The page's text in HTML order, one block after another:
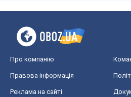
Про компанію
Правова інформація
Реклама на сайті